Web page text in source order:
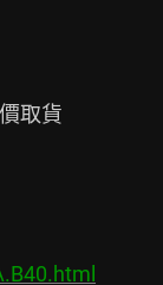
取貨